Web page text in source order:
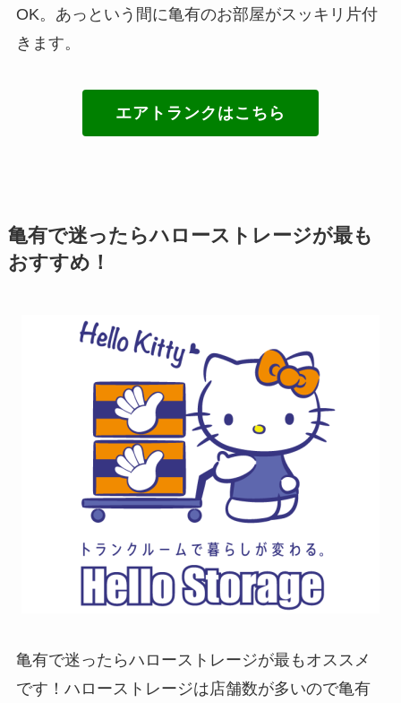
OK。あっという間に亀有のお部屋がスッキリ片付
きます。
エアトランクはこちら
亀有で迷ったらハローストレージが最も
おすすめ！
亀有で迷ったらハローストレージが最もオススメ
です！ハローストレージは店舗数が多いので亀有